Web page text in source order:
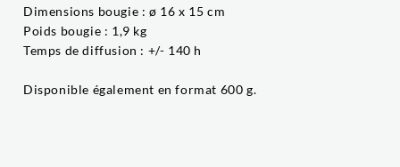
Dimensions bougie : ø 16 x 15 cm
Poids bougie : 1,9 kg
Temps de diffusion : +/- 140 h
Disponible également en format 600 g.